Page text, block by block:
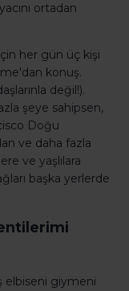
ortadan
her gün üç kişi
konuş.
değil!).
şeye sahipsen,
Doğu
ve daha fazla
ve yaşlılara
başka yerlerde
elbiseni giymeni